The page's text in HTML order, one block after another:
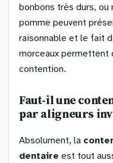
bonbons très durs,
pomme peuvent
raisonnable et le fait
morceaux permettent
contention.
Faut-il une
par aligneurs
Absolument, la
dentaire est tout